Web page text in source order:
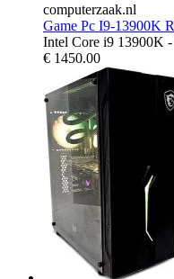
computerzaak.nl
Game Pc I9-13900K
Intel Core i9 13900K
€ 1450.00